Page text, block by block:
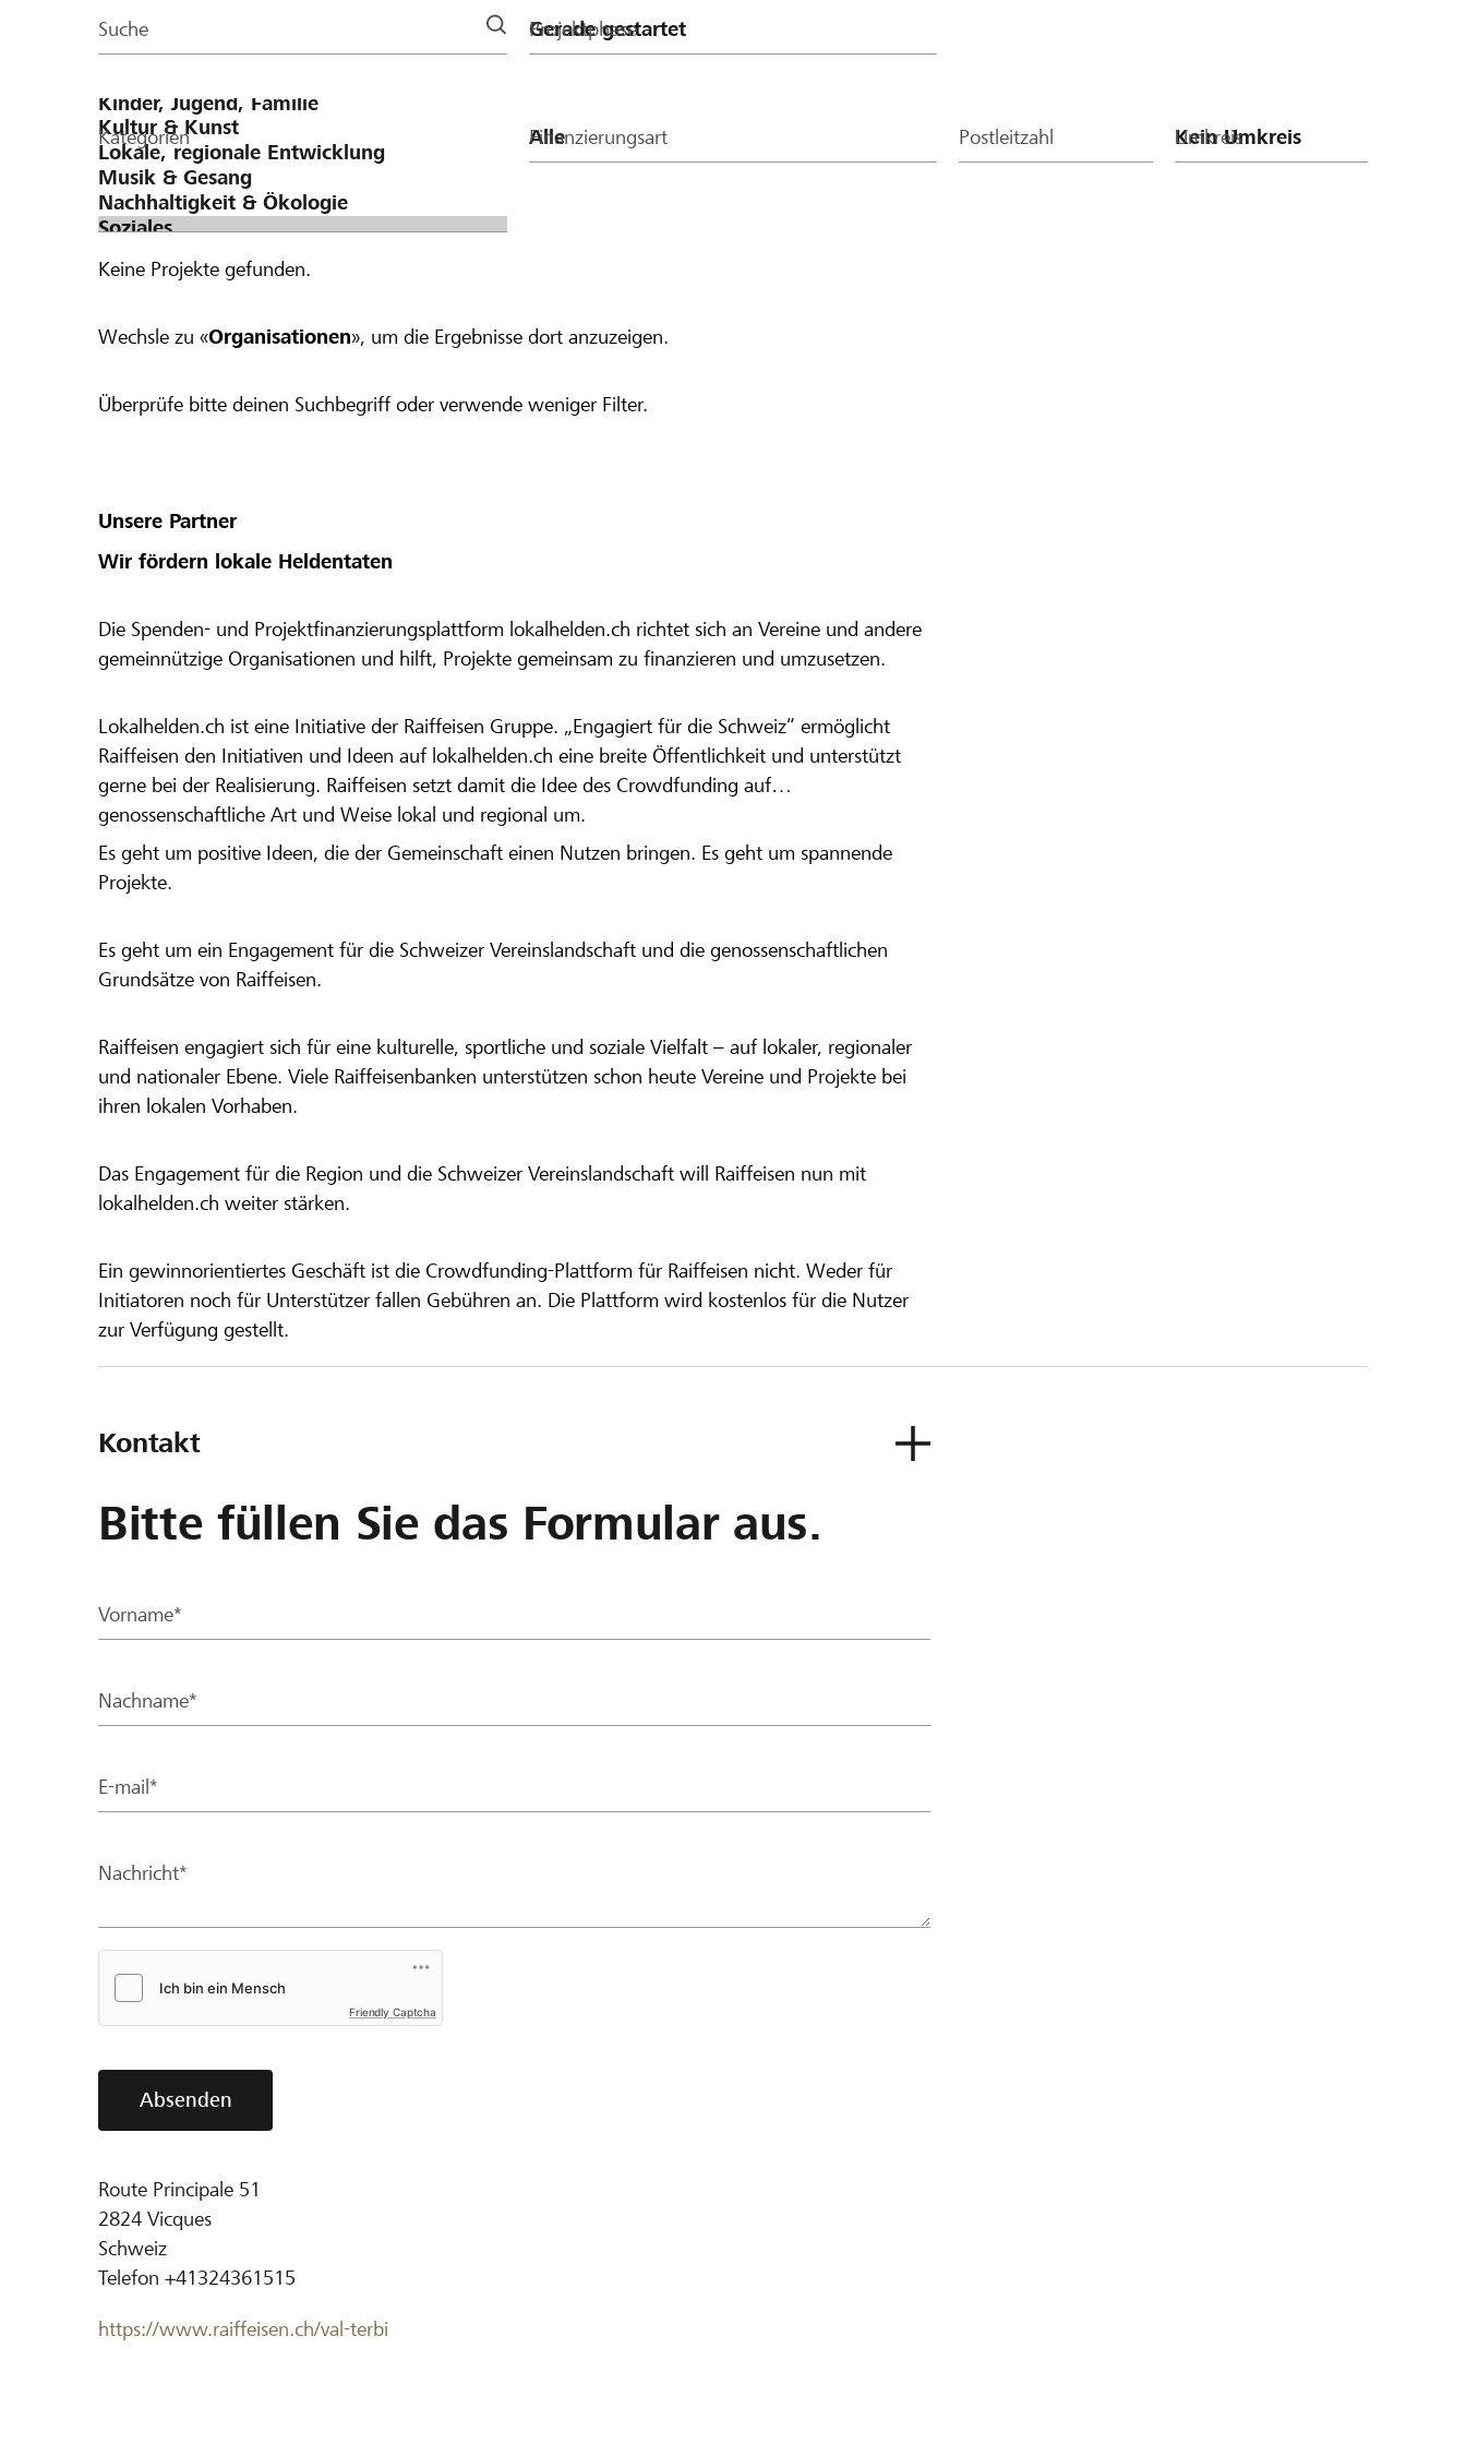
Suche Projektphase
Kategorien Finanzierungsart Postleitzahl Umkreis
Keine Projekte gefunden.
Wechsle zu «Organisationen», um die Ergebnisse dort anzuzeigen.
Überprüfe bitte deinen Suchbegriff oder verwende weniger Filter.
Unsere Partner
Wir fördern lokale Heldentaten
Die Spenden- und Projektfinanzierungsplattform lokalhelden.ch richtet sich an Vereine und andere
gemeinnützige Organisationen und hilft, Projekte gemeinsam zu finanzieren und umzusetzen.
Lokalhelden.ch ist eine Initiative der Raiffeisen Gruppe. „Engagiert für die Schweiz“ ermöglicht
Raiffeisen den Initiativen und Ideen auf lokalhelden.ch eine breite Öffentlichkeit und unterstützt
gerne bei der Realisierung. Raiffeisen setzt damit die Idee des Crowdfunding auf
genossenschaftliche Art und Weise lokal und regional um.
Es geht um positive Ideen, die der Gemeinschaft einen Nutzen bringen. Es geht um spannende
Projekte.
Es geht um ein Engagement für die Schweizer Vereinslandschaft und die genossenschaftlichen
Grundsätze von Raiffeisen.
Raiffeisen engagiert sich für eine kulturelle, sportliche und soziale Vielfalt – auf lokaler, regionaler
und nationaler Ebene. Viele Raiffeisenbanken unterstützen schon heute Vereine und Projekte bei
ihren lokalen Vorhaben.
Das Engagement für die Region und die Schweizer Vereinslandschaft will Raiffeisen nun mit
lokalhelden.ch weiter stärken.
Ein gewinnorientiertes Geschäft ist die Crowdfunding-Plattform für Raiffeisen nicht. Weder für
Initiatoren noch für Unterstützer fallen Gebühren an. Die Plattform wird kostenlos für die Nutzer
zur Verfügung gestellt.
Kontakt
Bitte füllen Sie das Formular aus.
Vorname*
Nachname*
E-mail*
Nachricht*
Friendly Captcha
Absenden
Route Principale 51
2824 Vicques
Schweiz
Telefon +41324361515
https://www.raiffeisen.ch/val-terbi